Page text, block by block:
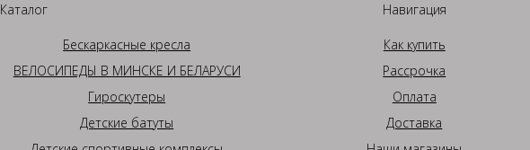
Каталог
Бескаркасные кресла
ВЕЛОСИПЕДЫ В МИНСКЕ И БЕЛАРУСИ
Гироскутеры
Детские батуты
Навигация
Как купить
Рассрочка
Оплата
Доставка